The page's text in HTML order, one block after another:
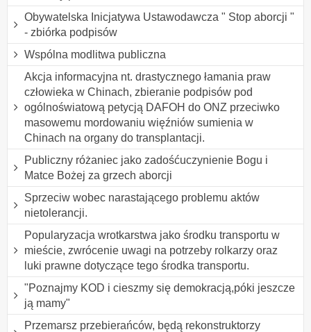
Obywatelska Inicjatywa Ustawodawcza " Stop aborcji "
- zbiórka podpisów
Wspólna modlitwa publiczna
Akcja informacyjna nt. drastycznego łamania praw
człowieka w Chinach, zbieranie podpisów pod
ogólnoświatową petycją DAFOH do ONZ przeciwko
masowemu mordowaniu więźniów sumienia w
Chinach na organy do transplantacji.
Publiczny różaniec jako zadośćuczynienie Bogu i
Matce Bożej za grzech aborcji
Sprzeciw wobec narastającego problemu aktów
nietolerancji.
Popularyzacja wrotkarstwa jako środku transportu w
mieście, zwrócenie uwagi na potrzeby rolkarzy oraz
luki prawne dotyczące tego środka transportu.
"Poznajmy KOD i cieszmy się demokracją,póki jeszcze
ją mamy"
Przemarsz przebierańców, będą rekonstruktorzy